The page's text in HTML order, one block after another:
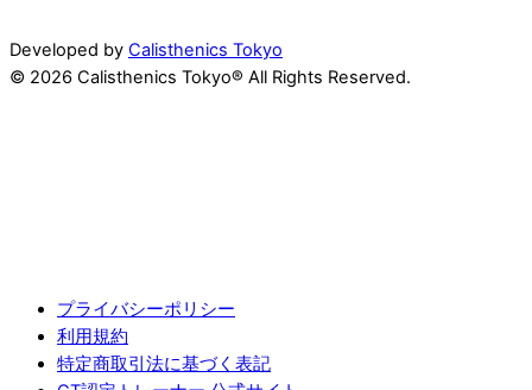
Developed by Calisthenics Tokyo
© 2026 Calisthenics Tokyo® All Rights Reserved.
プライバシーポリシー
利用規約
特定商取引法に基づく表記